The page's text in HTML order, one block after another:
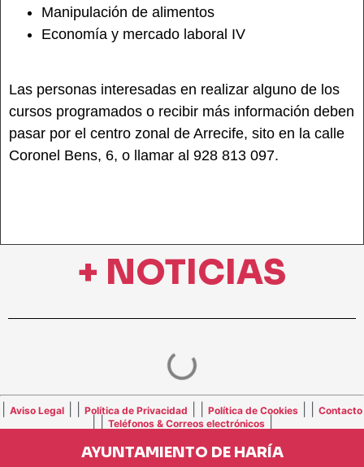
Manipulación de alimentos
Economía y mercado laboral IV
Las personas interesadas en realizar alguno de los
cursos programados o recibir más información deben
pasar por el centro zonal de Arrecife, sito en la calle
Coronel Bens, 6, o llamar al 928 813 097.
+ NOTICIAS
Aviso Legal Política de Privacidad Política de Cookies Contacto
Teléfonos & Correos electrónicos|
AYUNTAMIENTO DE HARÍA